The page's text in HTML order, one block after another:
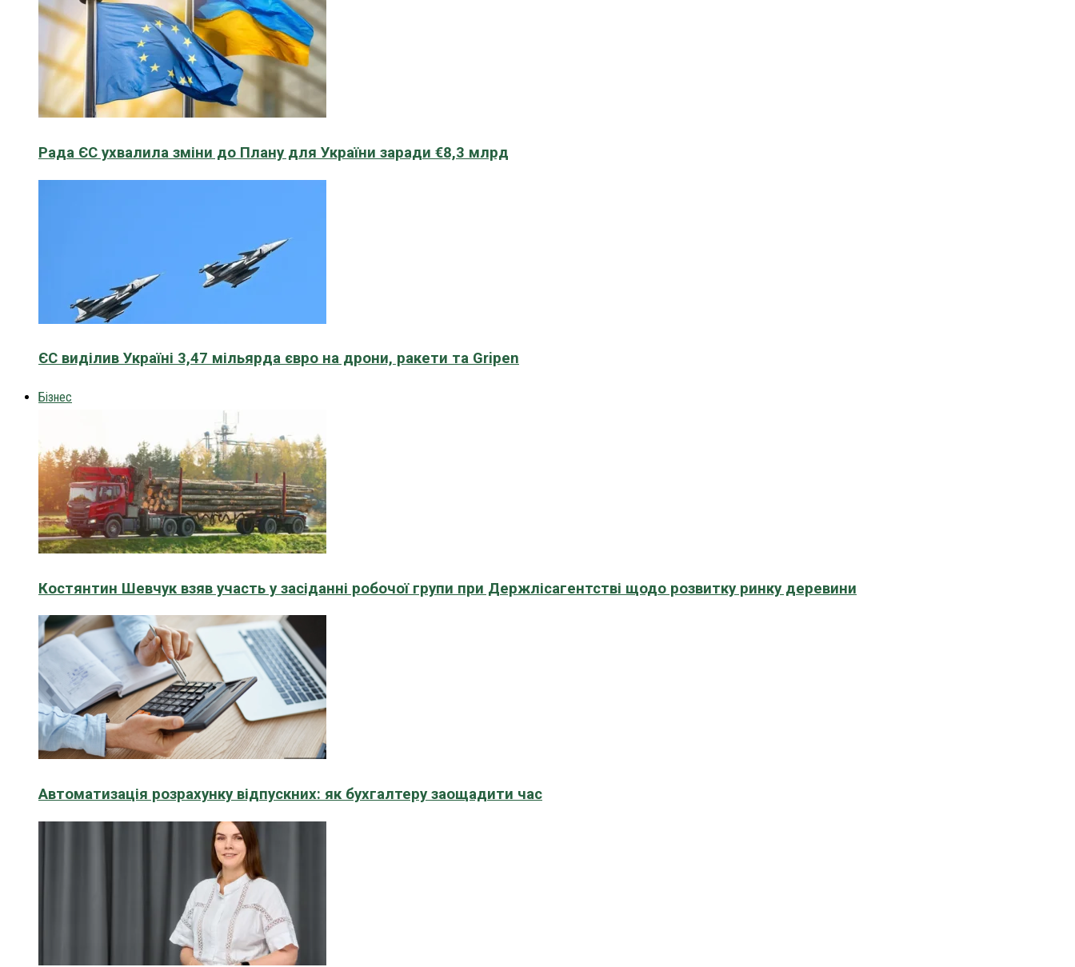
Рада ЄС ухвалила зміни до Плану для України заради €8,3 млрд
ЄС виділив Україні 3,47 мільярда євро на дрони, ракети та Gripen
Бізнес
Костянтин Шевчук взяв участь у засіданні робочої групи при Держлісагентстві щодо розвитку ринку деревини
Автоматизація розрахунку відпускних: як бухгалтеру заощадити час